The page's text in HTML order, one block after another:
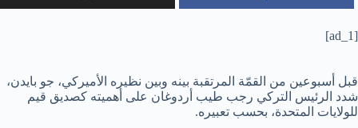
[ad_1]
قبل أسبوعين من القمّة المرتقبة بينه وبين نظيره الأميركي، جو بايدن،
شدد الرئيس التركي رجب طيب أردوغان على أهميته كصديق قيم
للولايات المتحدة، بحسب تعبيره.